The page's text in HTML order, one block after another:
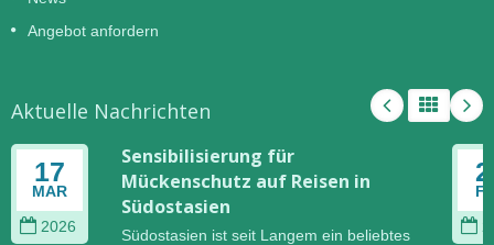
Angebot anfordern
Aktuelle Nachrichten
17
MAR
2026
Sensibilisierung für
Mückenschutz auf Reisen in
Südostasien
Südostasien ist seit Langem ein beliebtes